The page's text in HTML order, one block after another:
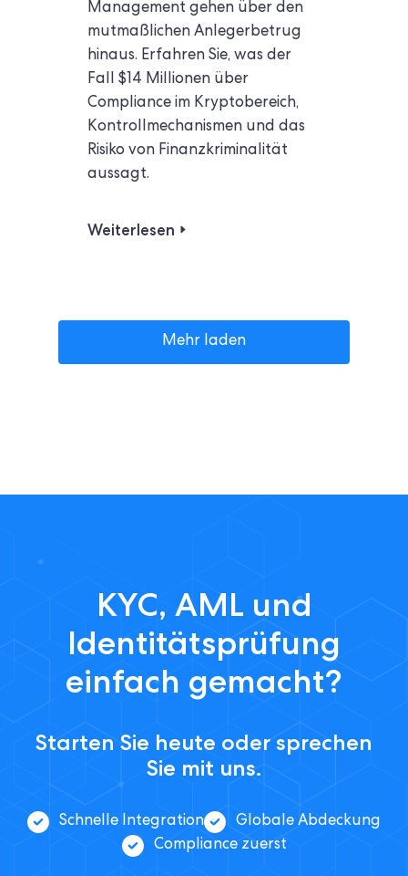
Management gehen über den
mutmaßlichen Anlegerbetrug
hinaus. Erfahren Sie, was der
Fall $14 Millionen über
Compliance im Kryptobereich,
Kontrollmechanismen und das
Risiko von Finanzkriminalität
aussagt.
Weiterlesen
Mehr laden
KYC, AML und
Identitätsprüfung
einfach gemacht?
Starten Sie heute oder sprechen
Sie mit uns.
Schnelle Integration
Globale Abdeckung
Compliance zuerst